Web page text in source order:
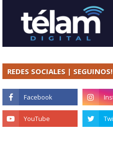
REDES SOCIALES | SEGUINOS!